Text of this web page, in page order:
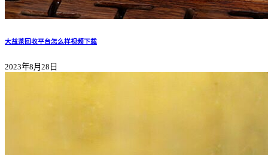
大益茶回收平台怎么样视频下载
2023年8月28日